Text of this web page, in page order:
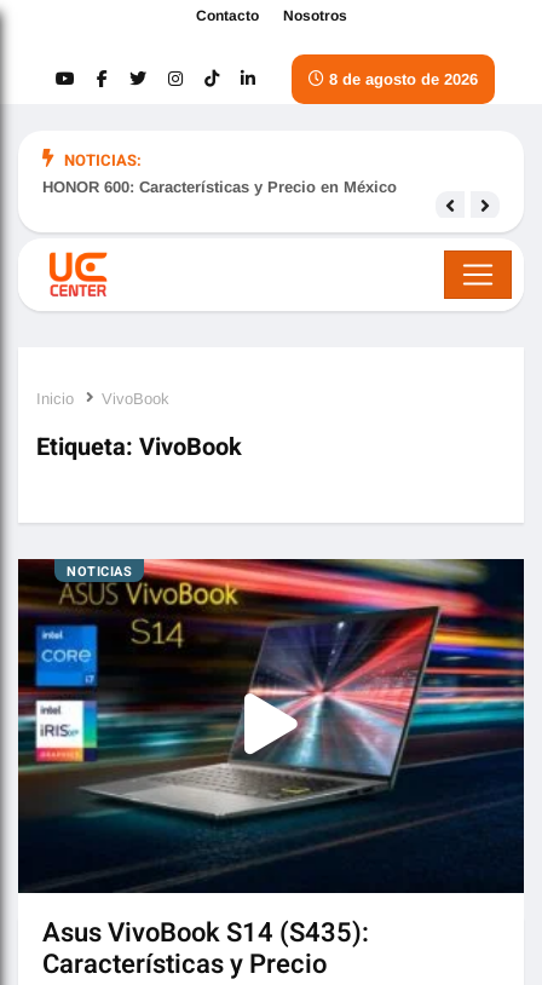
Contacto Nosotros
8 de agosto de 2026
NOTICIAS:
HONOR 600: Características y Precio en México
Inicio VivoBook
Etiqueta: VivoBook
NOTICIAS
Asus VivoBook S14 (S435):
Características y Precio